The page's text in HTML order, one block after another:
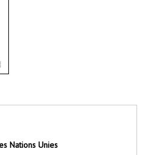
Nations Unies